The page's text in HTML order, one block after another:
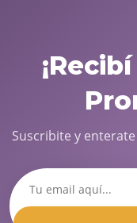
Suscribite y